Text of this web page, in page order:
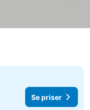
Se priser